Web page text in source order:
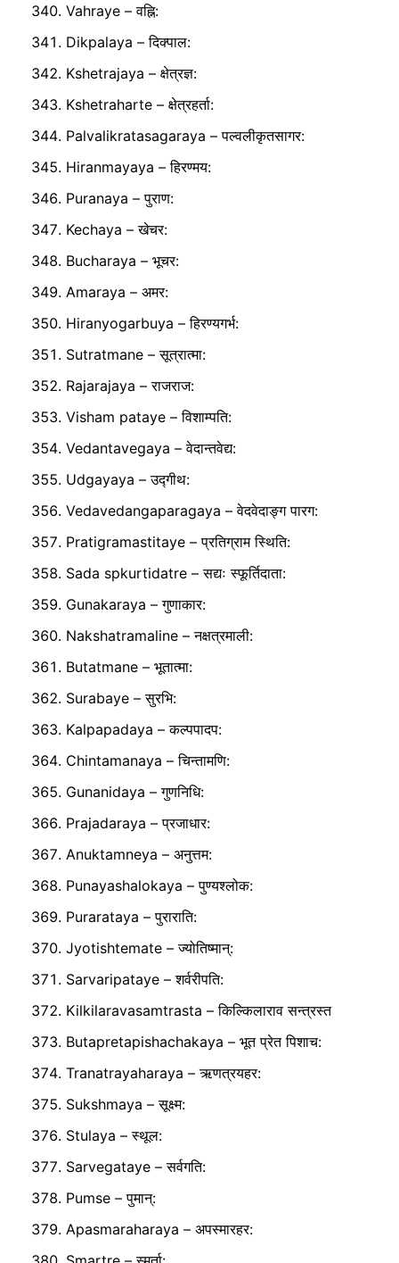
Vahraye – वह्नि:
Dikpalaya – दिक्पाल:
Kshetrajaya – क्षेत्रज्ञ:
Kshetraharte – क्षेत्रहर्ता:
Palvalikratasagaraya – पल्वलीकृतसागर:
Hiranmayaya – हिरण्मय:
Puranaya – पुराण:
Kechaya – खेचर:
Bucharaya – भूचर:
Amaraya – अमर:
Hiranyogarbuya – हिरण्यगर्भ:
Sutratmane – सूत्रात्मा:
Rajarajaya – राजराज:
Visham pataye – विशाम्पति:
Vedantavegaya – वेदान्तवेद्य:
Udgayaya – उद्गीथ:
Vedavedangaparagaya – वेदवेदाङ्ग पारग:
Pratigramastitaye – प्रतिग्राम स्थिति:
Sada spkurtidatre – सद्यः स्फूर्तिदाता:
Gunakaraya – गुणाकार:
Nakshatramaline – नक्षत्रमाली:
Butatmane – भूतात्मा:
Surabaye – सुरभि:
Kalpapadaya – कल्पपादप:
Chintamanaya – चिन्तामणि:
Gunanidaya – गुणनिधि:
Prajadaraya – प्रजाधार:
Anuktamneya – अनुत्तम:
Punayashalokaya – पुण्यश्लोक:
Purarataya – पुराराति:
Jyotishtemate – ज्योतिष्मान्:
Sarvaripataye – शर्वरीपति:
Kilkilaravasamtrasta – किल्किलाराव सन्त्रस्त
Butapretapishachakaya – भूत प्रेत पिशाच:
Tranatrayaharaya – ऋणत्रयहर:
Sukshmaya – सूक्ष्म:
Stulaya – स्थूल:
Sarvegataye – सर्वगति:
Pumse – पुमान्:
Apasmaraharaya – अपस्मारहर: